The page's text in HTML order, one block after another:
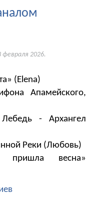
февраля 2026.
(Elena)
Апамейского,
- Архангел
Реки (Любовь)
весна»